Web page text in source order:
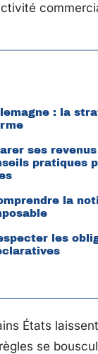
: la
ses
pratiques
la
les
États
se